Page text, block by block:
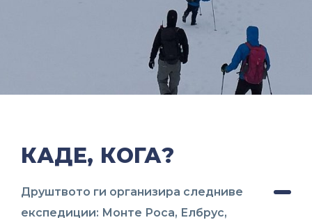
КАДЕ, КОГА?
Друштвото ги организира следниве
експедиции: Монте Роса, Елбрус,